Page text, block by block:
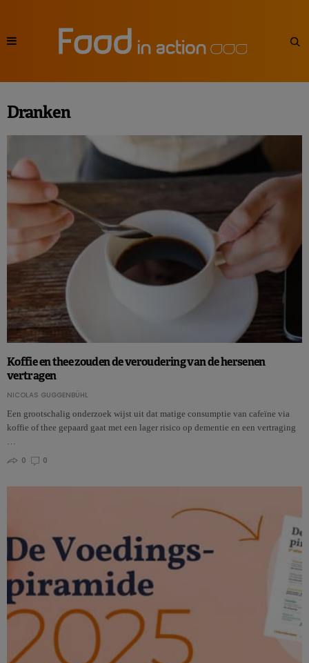
Dranken
Koffie en thee zouden de veroudering van de hersenen
vertragen
NICOLAS GUGGENBÜHL
Een grootschalig onderzoek wijst uit dat matige consumptie van cafeïne via
koffie of thee gepaard gaat met een lager risico op dementie en een vertraging
…
0
0